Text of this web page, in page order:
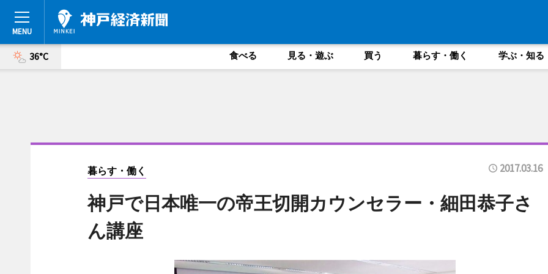
36°C 食べる 見る・遊ぶ 買う 暮らす・働く 学ぶ・知る
暮らす・働く 2017.03.16
神戸で日本唯一の帝王切開カウンセラー・細田恭子さ
ん講座